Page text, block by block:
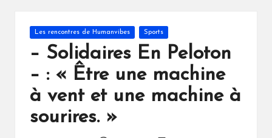
Posted
Les rencontres de Humanvibes Sports
– Solidaires En Peloton
– : « Être une machine
à vent et une machine à
sourires. »